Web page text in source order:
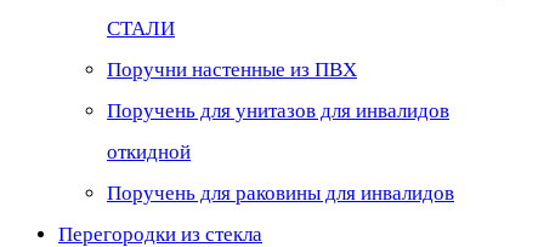
СТАЛИ
Поручни настенные из ПВХ
Поручень для унитазов для инвалидов
откидной
Поручень для раковины для инвалидов
Перегородки из стекла